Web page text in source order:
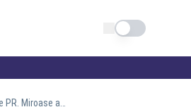
Schimba tema